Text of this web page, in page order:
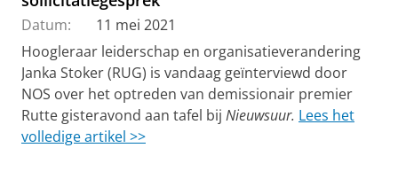
Datum:
11 mei 2021
Hoogleraar leiderschap en organisatieverandering
Janka Stoker (RUG) is vandaag geïnterviewd door
NOS over het optreden van demissionair premier
Rutte gisteravond aan tafel bij Nieuwsuur. Lees het
volledige artikel >>